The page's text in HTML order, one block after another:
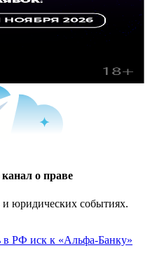
о праве
юридических событиях.
в РФ иск к «Альфа-Банку»